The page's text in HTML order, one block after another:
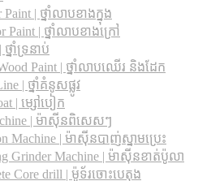
| ថ្នាំលាបខាងក្នុង
Paint | ថ្នាំលាបខាងក្រៅ
ថ្នាំទ្រនាប់
Paint | ថ្នាំលាបឈើរ និងដែក
| ថ្នាំគំនូសផ្លូវ
| ម្សៅបៀក
| ម៉ាស៊ីនពិសេសៗ
Machine | ម៉ាស៊ីនបាញ់ស្នាមប្រេះ
Grinder Machine | ម៉ាស៊ីនខាត់ប៉ូលា
Core drill | ម៉ូទ័រចោះបេតុង